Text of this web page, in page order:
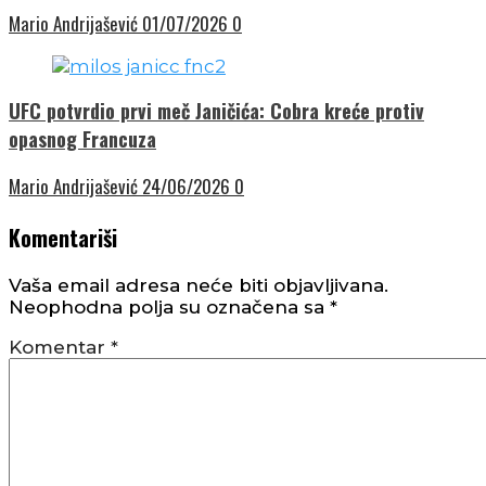
Mario Andrijašević 01/07/2026 0
UFC potvrdio prvi meč Janičića: Cobra kreće protiv
opasnog Francuza
Mario Andrijašević 24/06/2026 0
Komentariši
Vaša email adresa neće biti objavljivana.
Neophodna polja su označena sa *
Komentar *